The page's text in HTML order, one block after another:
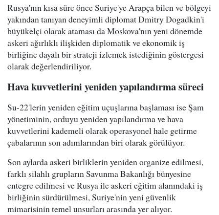
Rusya'nın kısa süre önce Suriye'ye Arapça bilen ve bölgeyi
yakından tanıyan deneyimli diplomat Dmitry Dogadkin'i
büyükelçi olarak ataması da Moskova'nın yeni dönemde
askeri ağırlıklı ilişkiden diplomatik ve ekonomik iş
birliğine dayalı bir strateji izlemek istediğinin göstergesi
olarak değerlendiriliyor.
Hava kuvvetlerini yeniden yapılandırma süreci
Su-22'lerin yeniden eğitim uçuşlarına başlaması ise Şam
yönetiminin, orduyu yeniden yapılandırma ve hava
kuvvetlerini kademeli olarak operasyonel hale getirme
çabalarının son adımlarından biri olarak görülüyor.
Son aylarda askeri birliklerin yeniden organize edilmesi,
farklı silahlı grupların Savunma Bakanlığı bünyesine
entegre edilmesi ve Rusya ile askeri eğitim alanındaki iş
birliğinin sürdürülmesi, Suriye'nin yeni güvenlik
mimarisinin temel unsurları arasında yer alıyor.